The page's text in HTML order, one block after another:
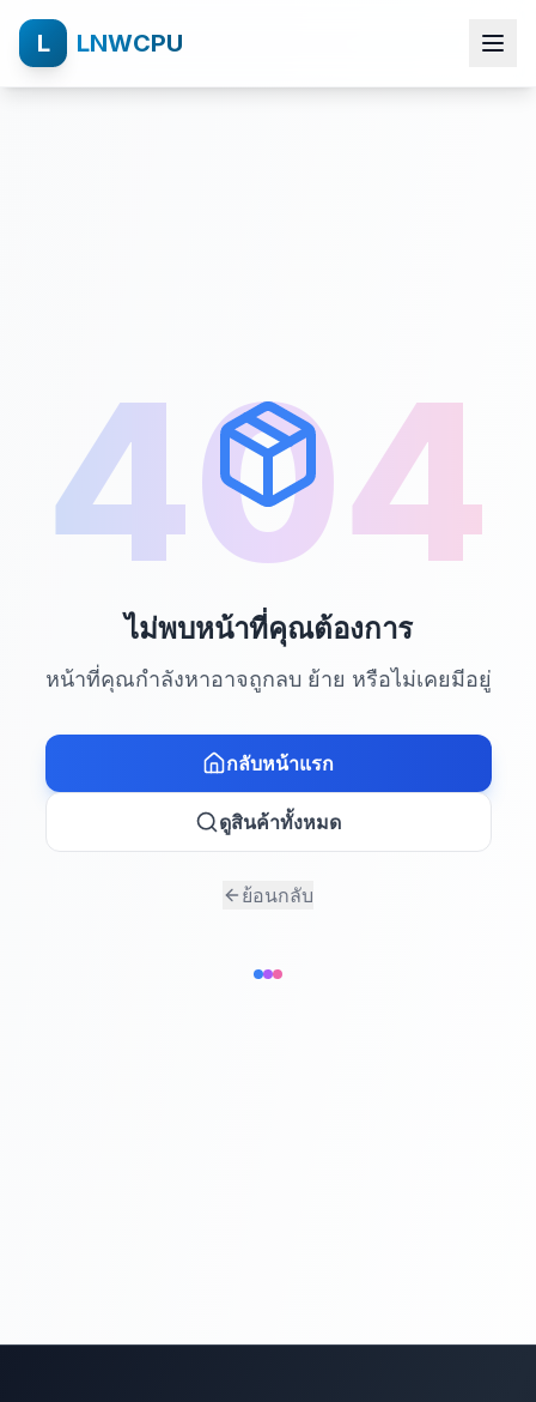
L LNWCPU
404
ไม่พบหน้าที่คุณต้องการ
หน้าที่คุณกำลังหาอาจถูกลบ ย้าย หรือไม่เคยมีอยู่
กลับหน้าแรก
ดูสินค้าทั้งหมด
ย้อนกลับ